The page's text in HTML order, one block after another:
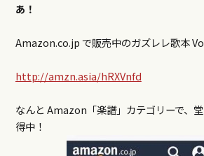
あ！
Amazon.co.jp で販売中のガズレレ歌本
http://amzn.asia/hRXVnfd
なんと Amazon「楽譜」カテゴリーで、
得中！